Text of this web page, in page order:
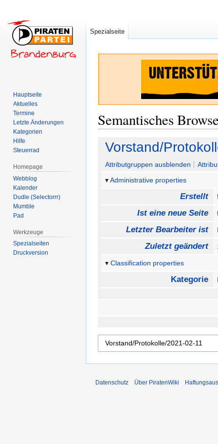
Semantisches
Zur
Navigation
springen
Zur
Suche
springen
Vorstand/
Attributgruppen ausblenden
Administrative properties
Erstellt
Ist eine neue Seite
Letzter Bearbeiter ist
Zuletzt geändert
Classification properties
Kategorie
Spezialseite
Hauptseite
Aktuelles
Termine
Letzte Änderungen
Kategorien
Hilfe
Steuerrad
Homepage
Webblog
Kalender
Dudle (Selectorrr)
Mumble
Pad
Werkzeuge
Spezialseiten
Druckversion
Datenschutz Über PiratenWiki